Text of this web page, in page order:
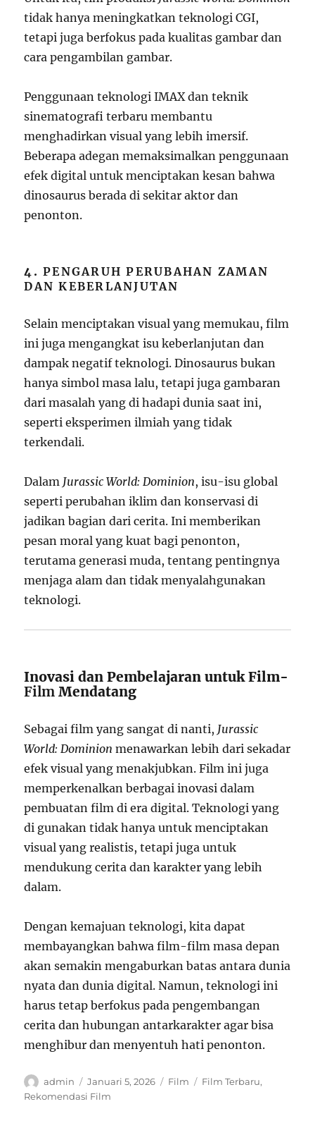
tidak hanya meningkatkan teknologi CGI,
tetapi juga berfokus pada kualitas gambar dan
cara pengambilan gambar.
Penggunaan teknologi IMAX dan teknik
sinematografi terbaru membantu
menghadirkan visual yang lebih imersif.
Beberapa adegan memaksimalkan penggunaan
efek digital untuk menciptakan kesan bahwa
dinosaurus berada di sekitar aktor dan
penonton.
4.PENGARUH PERUBAHAN ZAMAN
DAN KEBERLANJUTAN
Selain menciptakan visual yang memukau, film
ini juga mengangkat isu keberlanjutan dan
dampak negatif teknologi. Dinosaurus bukan
hanya simbol masa lalu, tetapi juga gambaran
dari masalah yang di hadapi dunia saat ini,
seperti eksperimen ilmiah yang tidak
terkendali.
Dalam Jurassic World: Dominion, isu-isu global
seperti perubahan iklim dan konservasi di
jadikan bagian dari cerita. Ini memberikan
pesan moral yang kuat bagi penonton,
terutama generasi muda, tentang pentingnya
menjaga alam dan tidak menyalahgunakan
teknologi.
Inovasi dan Pembelajaran untuk Film-
Film Mendatang
Sebagai film yang sangat di nanti, Jurassic
World: Dominion menawarkan lebih dari sekadar
efek visual yang menakjubkan. Film ini juga
memperkenalkan berbagai inovasi dalam
pembuatan film di era digital. Teknologi yang
di gunakan tidak hanya untuk menciptakan
visual yang realistis, tetapi juga untuk
mendukung cerita dan karakter yang lebih
dalam.
Dengan kemajuan teknologi, kita dapat
membayangkan bahwa film-film masa depan
akan semakin mengaburkan batas antara dunia
nyata dan dunia digital. Namun, teknologi ini
harus tetap berfokus pada pengembangan
cerita dan hubungan antarkarakter agar bisa
menghibur dan menyentuh hati penonton.
Author
admin
Posted
on
Januari 5, 2026 Categories
Film Tags
Film Terbaru,
Rekomendasi Film